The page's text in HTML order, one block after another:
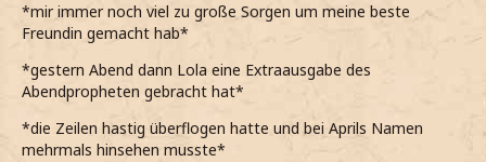
*mir immer noch viel zu große Sorgen um meine beste
Freundin gemacht hab*
*gestern Abend dann Lola eine Extraausgabe des
Abendpropheten gebracht hat*
*die Zeilen hastig überflogen hatte und bei Aprils Namen
mehrmals hinsehen musste*